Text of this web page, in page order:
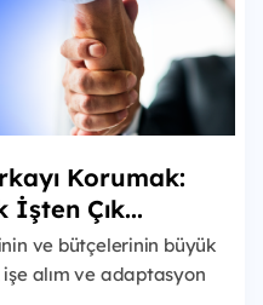
Korumak:
Çık...
ve bütçelerinin büyük
işe alım ve adaptasyon